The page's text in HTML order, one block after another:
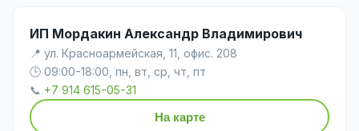
ИП Мордакин Александр Владимирович
📍 ул. Красноармейская, 11, офис. 208
🕒 09:00-18:00, пн, вт, ср, чт, пт
📞 +7 914 615-05-31
На карте